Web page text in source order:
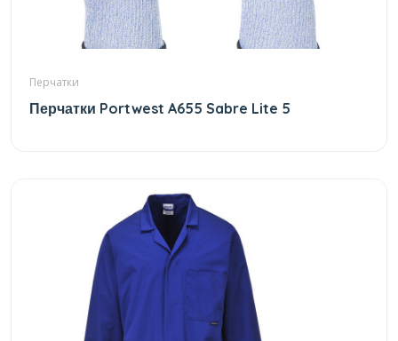
Перчатки
Перчатки Portwest A655 Sabre Lite 5